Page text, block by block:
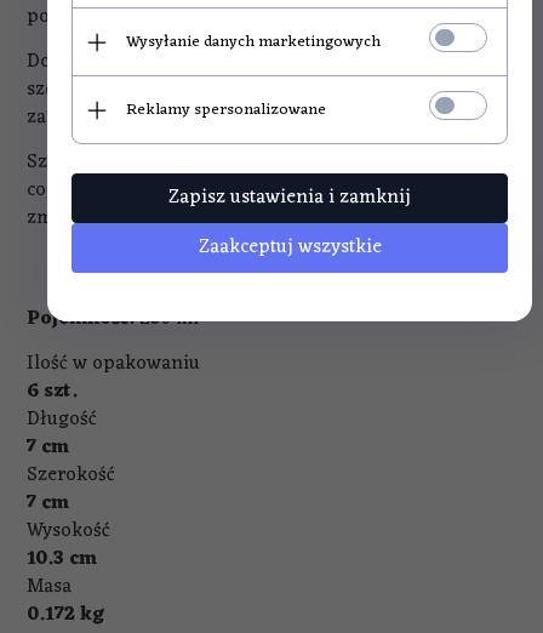
posłużą nam na lata.
Dodatkową ich zaletą jest click, pozwalający na kontrolę
szczelności słoika oraz jego poprawnego
zapasteryzowania.
Szkło to materiał wytrzymały na wysokie temperatury,
co pozwala na pasteryzację weków oraz mycie w
zmywarce.
Pojemność:250 ml
Ilość w opakowaniu
6 szt.
Długość
7 cm
Szerokość
7 cm
Wysokość
10.3 cm
Masa
0.172 kg
Wysyłanie danych marketingowych
Reklamy spersonalizowane
Zapisz ustawienia i zamknij
Zaakceptuj wszystkie